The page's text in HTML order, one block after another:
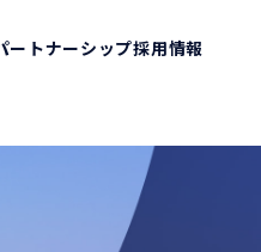
ートナーシップ採用情報